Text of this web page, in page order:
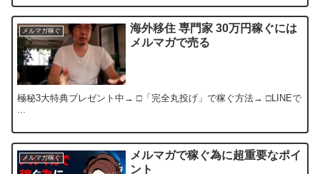
メルマガ稼ぐ
海外移住 専門家 30万円稼ぐには
メルマガで売る
極秘3大特典プレゼント中→ □「完全丸投げ」で稼ぐ方法→ □LINEで
メルマガ稼ぐ
メルマガで稼ぐ為に超重要なポイ
ント